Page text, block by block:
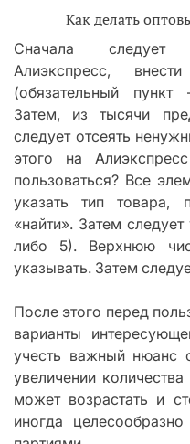
Как делать
Сначала следует
Алиэкспресс,
(обязательный
Затем, из тысячи
следует отсеять
этого на
пользоваться? Все
указать тип товара,
«найти». Затем
либо 5). Верхнюю
указывать. Затем
После этого перед
варианты
учесть важный нюанс
увеличении
может возрастать и
иногда